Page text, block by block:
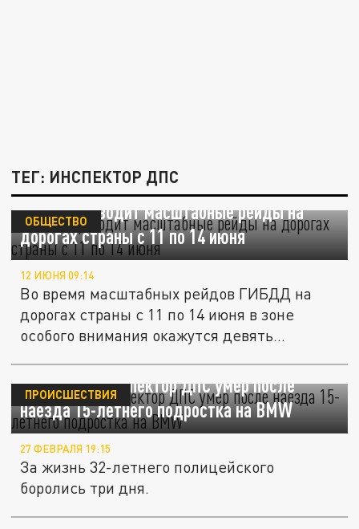
ТЕГ: ИНСПЕКТОР ДПС
ГИБДД проводит масштабные рейды на
дорогах страны с 11 по 14 июня
ОБЩЕСТВО
12 ИЮНЯ 09:14
Во время масштабных рейдов ГИБДД на
дорогах страны с 11 по 14 июня в зоне
особого внимания окажутся девять...
В Ташкенте инспектор ДПС умер после
наезда 15-летнего подростка на BMW
ПРОИСШЕСТВИЯ
27 ФЕВРАЛЯ 19:15
За жизнь 32-летнего полицейского
боролись три дня.